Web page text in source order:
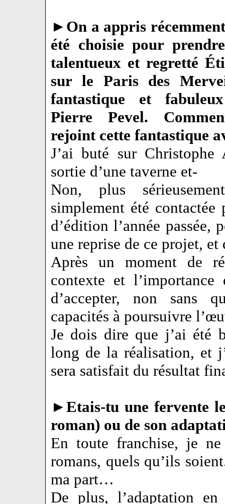
► On a appris
été choisie pour
talentueux et regretté
sur le Paris des
fantastique et
Pierre Pevel.
rejoint cette fantastique
J’ai buté sur
sortie d’une taverne et-
Non, plus
simplement été contactée
d’édition l’année passée,
une reprise de ce projet, et
Après un moment de
contexte et
d’accepter, non sans
capacités à poursuivre
Je dois dire que j’ai été
long de la réalisation, et
sera satisfait du résultat
►Etais-tu une fervente
roman) ou de son
En toute franchise, je
romans, quels qu’ils
ma part…
De plus, l’adaptation